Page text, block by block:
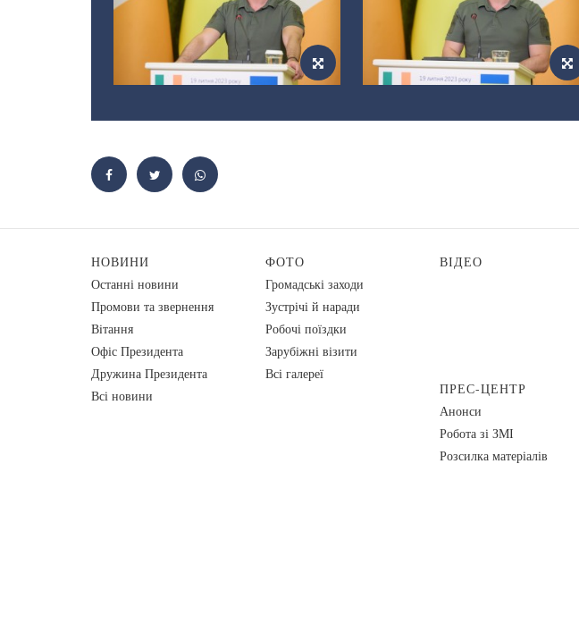
НОВИНИ
Останні новини
Промови та звернення
Вiтання
Офіс Президента
Дружина Президента
Всі новини
ФОТО
Громадські заходи
Зустрічі й наради
Робочі поїздки
Зарубіжні візити
Всі галереї
ВІДЕО
ПРЕС-ЦЕНТР
Анонси
Робота зі ЗМІ
Розсилка матеріалів